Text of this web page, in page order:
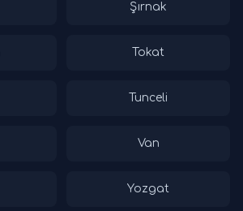
Şırnak
Tokat
Tunceli
Van
Yozgat